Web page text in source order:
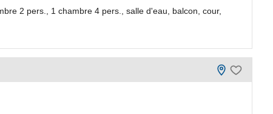
2 pers., 1 chambre 4 pers., salle d'eau, balcon, cour,